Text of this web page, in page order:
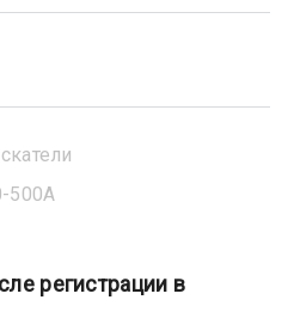
500А
регистрации в